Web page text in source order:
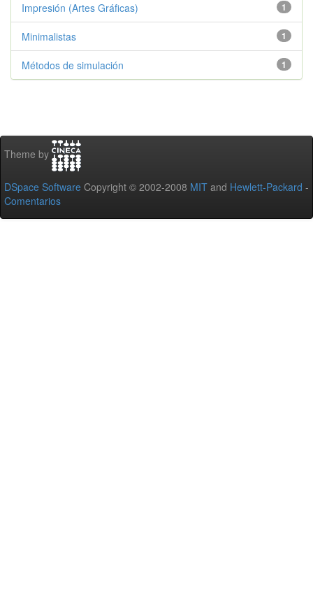
1
Impresión (Artes Gráficas)
1
Minimalistas
1
Métodos de simulación
Theme by
DSpace Software Copyright © 2002-2008 MIT and Hewlett-Packard -
Comentarios